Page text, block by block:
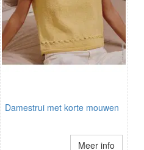
Damestrui met korte mouwen
Meer info